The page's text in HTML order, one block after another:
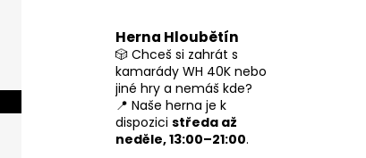
Herna Hloubětín
🎲 Chceš si zahrát s
kamarády WH 40K nebo
jiné hry a nemáš kde?
📍 Naše herna je k
dispozici středa až
neděle, 13:00–21:00.